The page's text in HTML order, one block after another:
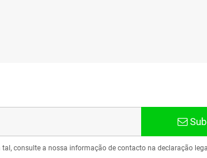
consulte a nossa informação de contacto na declaração